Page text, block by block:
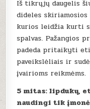
Iš tikrųjų daugelis
dideles skiriamosios
kurios leidžia kurti
spalvas. Pažangios
padeda pritaikyti
paveikslėliais ir
įvairioms reikmėms.
5 mitas: lipdukų,
naudingi tik